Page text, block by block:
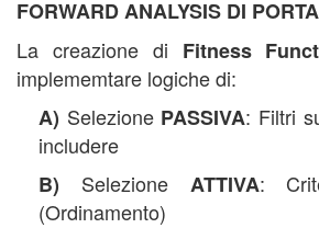
FORWARD ANALYSIS DI
La creazione di Fitness
implememtare logiche di:
A) Selezione PASSIVA: Filtri
includere
B) Selezione ATTIVA:
(Ordinamento)